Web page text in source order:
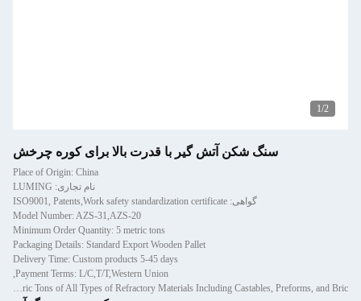
1/2
سنگ شکن آتش گیر با قدرت بالا برای کوره چرخش
Place of Origin: China
نام تجاری: LUMING
گواهی: ISO9001, Patents,Work safety standardization certificate
Model Number: AZS-31,AZS-20
Minimum Order Quantity: 5 metric tons
Packaging Details: Standard Export Wooden Pallet
Delivery Time: Custom products 5-45 days
Payment Terms: L/C,T/T,Western Union,
Supply Ability: Annual Production Exceeding 120,000 Metric Tons of All Types of Refractory Materials Including Castables, Preforms, and Bric